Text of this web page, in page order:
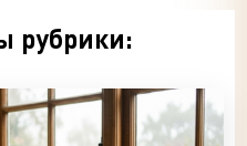
рубрики: